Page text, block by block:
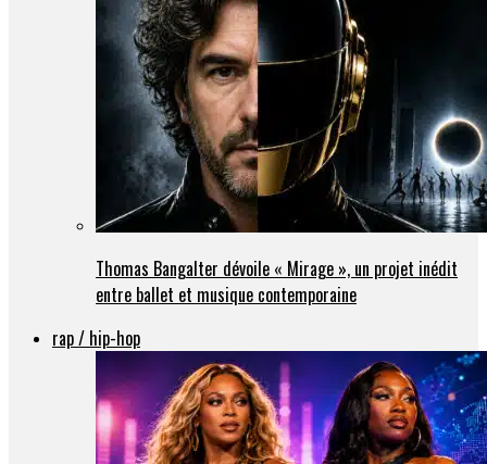
Thomas Bangalter dévoile « Mirage », un projet inédit
entre ballet et musique contemporaine
rap / hip-hop